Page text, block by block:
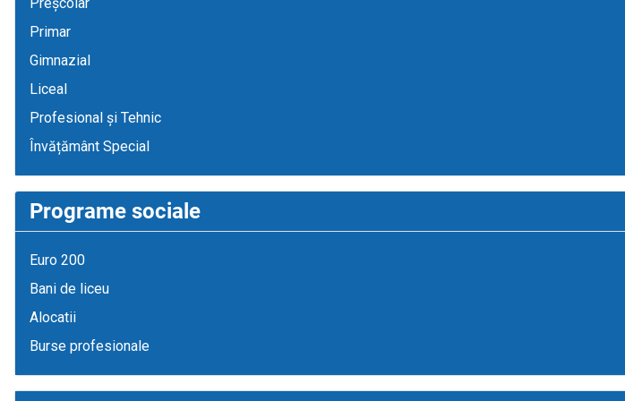
Primar
Gimnazial
Liceal
Profesional și Tehnic
Învățământ Special
Programe sociale
Euro 200
Bani de liceu
Alocatii
Burse profesionale